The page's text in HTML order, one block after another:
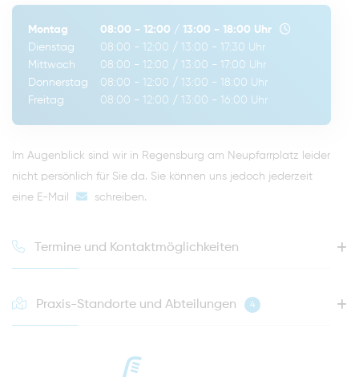
Montag 08:00 - 12:00 / 13:00 - 18:00 Uhr
Dienstag
08:00 - 12:00 / 13:00 - 17:30 Uhr
Mittwoch
08:00 - 12:00 / 13:00 - 17:00 Uhr
Donnerstag
08:00 - 12:00 / 13:00 - 18:00 Uhr
Freitag
08:00 - 12:00 / 13:00 - 16:00 Uhr
Im Augenblick sind wir in Regensburg am Neupfarrplatz leider
nicht persönlich für Sie da. Sie können uns jedoch jederzeit
eine E-Mail
schreiben.
Termine und Kontaktmöglichkeiten
Praxis-Standorte und Abteilungen 4